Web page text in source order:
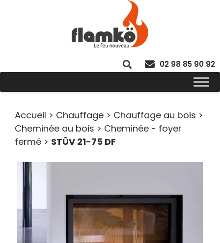
02 98 85 90 92
Accueil > Chauffage > Chauffage au bois >
Cheminée au bois > Cheminée - foyer
fermé > STÛV 21-75 DF